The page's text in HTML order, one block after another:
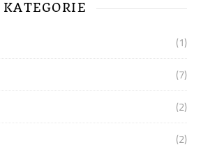
KATEGORIE
(1)
(7)
(2)
(2)